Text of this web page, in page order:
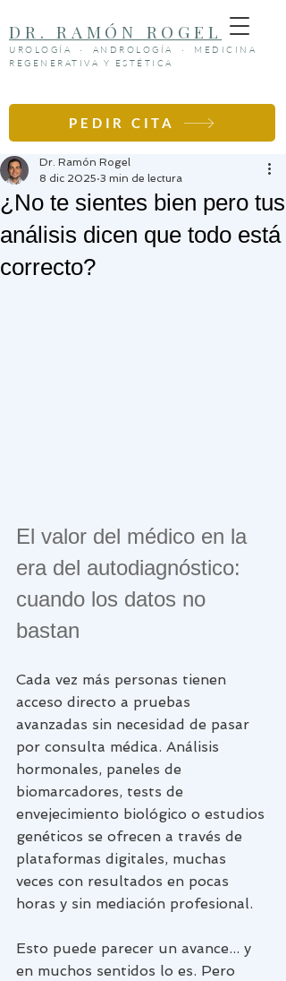
DR. RAMÓN ROGEL
UROLOGÍA · ANDROLOGÍA · MEDICINA
REGENERATIVA Y ESTÉTICA
PEDIR CITA
¿No te sientes bien pero tus
análisis dicen que todo está
correcto?
Dr. Ramón Rogel
8 dic 2025 3 min de lectura
El valor del médico en la
era del autodiagnóstico:
cuando los datos no
bastan
Cada vez más personas tienen
acceso directo a pruebas
avanzadas sin necesidad de pasar
por consulta médica. Análisis
hormonales, paneles de
biomarcadores, tests de
envejecimiento biológico o estudios
genéticos se ofrecen a través de
plataformas digitales, muchas
veces con resultados en pocas
horas y sin mediación profesional.
Esto puede parecer un avance... y
en muchos sentidos lo es. Pero